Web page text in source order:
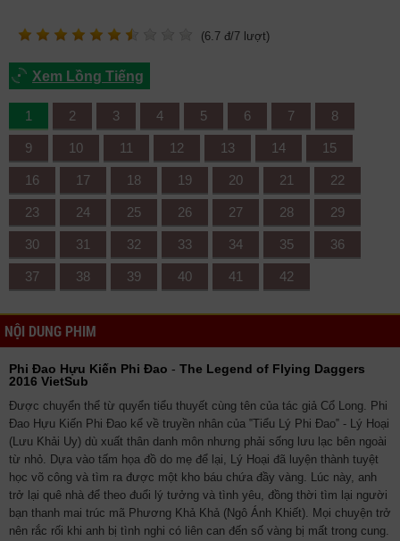
(6.7 đ/7 lượt)
Xem Lồng Tiếng
1 2 3 4 5 6 7 8
9 10 11 12 13 14 15
16 17 18 19 20 21 22
23 24 25 26 27 28 29
30 31 32 33 34 35 36
37 38 39 40 41 42
NỘI DUNG PHIM
Phi Đao Hựu Kiến Phi Đao - The Legend of Flying Daggers
2016 VietSub
Được chuyển thể từ quyển tiểu thuyết cùng tên của tác giả Cổ Long. Phi
Đao Hựu Kiến Phi Đao kể về truyền nhân của ‟Tiểu Lý Phi Đao‟ - Lý Hoại
(Lưu Khải Uy) dù xuất thân danh môn nhưng phải sống lưu lạc bên ngoài
từ nhỏ. Dựa vào tấm họa đồ do mẹ để lại, Lý Hoại đã luyện thành tuyệt
học võ công và tìm ra được một kho báu chứa đầy vàng. Lúc này, anh
trở lại quê nhà để theo đuổi lý tưởng và tình yêu, đồng thời tìm lại người
bạn thanh mai trúc mã Phương Khả Khả (Ngô Ánh Khiết). Mọi chuyện trở
nên rắc rối khi anh bị tình nghi có liên can đến số vàng bị mất trong cung.